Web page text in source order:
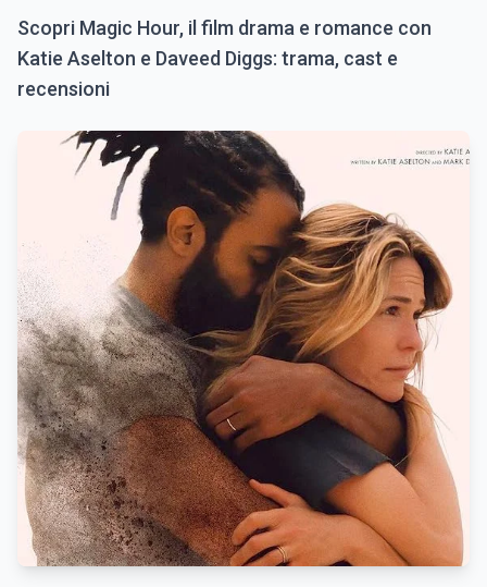
Scopri Magic Hour, il film drama e romance con
Katie Aselton e Daveed Diggs: trama, cast e
recensioni